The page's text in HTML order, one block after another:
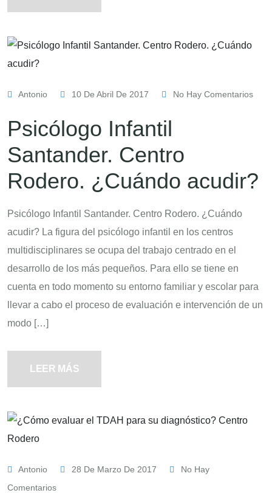
Antonio 10 De Abril De 2017 No Hay Comentarios
Psicólogo Infantil
Santander. Centro
Rodero. ¿Cuándo acudir?
Psicólogo Infantil Santander. Centro Rodero. ¿Cuándo
acudir? La figura del psicólogo infantil en los centros
multidisciplinares se ocupa del trabajo centrado en el
desarrollo de los más pequeños. Para ello se tiene en
cuenta en todo momento su entorno familiar y escolar para
llevar a cabo el proceso de evaluación e intervención de un
modo […]
LEER MÁS
Antonio 28 De Marzo De 2017
No Hay
Comentarios